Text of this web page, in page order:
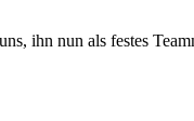
ihn nun als festes